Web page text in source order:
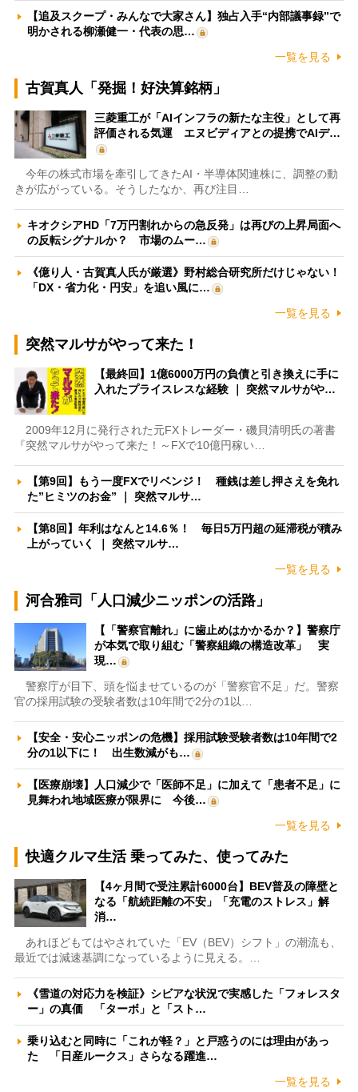
【追及スクープ・みんなで大家さん】独占入手“内部議事録”で
明かされる柳瀬健一・代表の思…
一覧を見る
古賀真人「発掘！好決算銘柄」
三菱重工が「AIインフラの新たな主役」として再
評価される気運 エヌビディアとの提携でAIデ…
今年の株式市場を牽引してきたAI・半導体関連株に、調整の動
きが広がっている。そうしたなか、再び注目…
キオクシアHD「7万円割れからの急反発」は再びの上昇局面へ
の反転シグナルか？ 市場のムー…
《億り人・古賀真人氏が厳選》野村総合研究所だけじゃない！
「DX・省力化・円安」を追い風に…
一覧を見る
突然マルサがやって来た！
【最終回】1億6000万円の負債と引き換えに手に
入れたプライスレスな経験 ｜ 突然マルサがや…
2009年12月に発行された元FXトレーダー・磯貝清明氏の著書
『突然マルサがやって来た！～FXで10億円稼い…
【第9回】もう一度FXでリベンジ！ 種銭は差し押さえを免れ
た”ヒミツのお金” ｜ 突然マルサ…
【第8回】年利はなんと14.6％！ 毎日5万円超の延滞税が積み
上がっていく ｜ 突然マルサ…
一覧を見る
河合雅司「人口減少ニッポンの活路」
【「警察官離れ」に歯止めはかかるか？】警察庁
が本気で取り組む「警察組織の構造改革」 実
現…
警察庁が目下、頭を悩ませているのが「警察官不足」だ。警察
官の採用試験の受験者数は10年間で2分の1以…
【安全・安心ニッポンの危機】採用試験受験者数は10年間で2
分の1以下に！ 出生数減がも…
【医療崩壊】人口減少で「医師不足」に加えて「患者不足」に
見舞われ地域医療が限界に 今後…
一覧を見る
快適クルマ生活 乗ってみた、使ってみた
【4ヶ月間で受注累計6000台】BEV普及の障壁と
なる「航続距離の不安」「充電のストレス」解
消…
あれほどもてはやされていた「EV（BEV）シフト」の潮流も、
最近では減速基調になっているように見える。…
《雪道の対応力を検証》シビアな状況で実感した「フォレスタ
ー」の真価 「ターボ」と「スト…
乗り込むと同時に「これが軽？」と戸惑うのには理由があっ
た 「日産ルークス」さらなる躍進…
一覧を見る